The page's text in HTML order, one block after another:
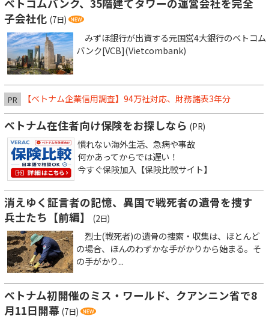
ベトコムバンク、35階建てタワーの運営会社を完全
子会社化 (7日)
みずほ銀行が出資する元国営4大銀行のベトコム
バンク[VCB](Vietcombank)
PR 【ベトナム企業信用調査】94万社対応、財務諸表3年分
ベトナム在住者向け保険をお探しなら (PR)
慣れない海外生活、急病や事故
何かあってからでは遅い！
今すぐ保険加入【保険比較サイト】
消えゆく証言者の記憶、異国で戦死者の遺骨を捜す
兵士たち【前編】
(2日)
烈士(戦死者)の遺骨の捜索・収集は、ほとんど
の場合、ほんのわずかな手がかりから始まる。そ
の手がかり...
ベトナム初開催のミス・ワールド、クアンニン省で8
月11日開幕 (7日)